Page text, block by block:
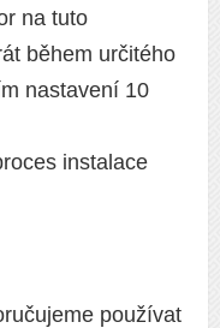
na tuto
během určitého
nastavení 10
instalace
používat